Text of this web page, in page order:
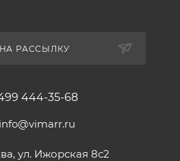
РАССЫЛКУ
444-35-68
info@vimarr.ru
ул. Ижорская 8с2